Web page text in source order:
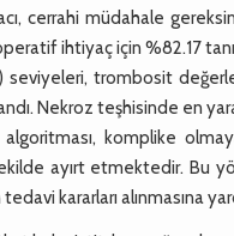
cerrahi müdahale
ihtiyaç için %82.17
trombosit
Nekroz teşhisinde en
algoritması, komplike
ayırt etmektedir. Bu
kararları alınmasına